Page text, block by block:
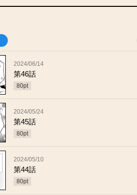
2024/06/14
第46話
80pt
2024/05/24
第45話
80pt
2024/05/10
第44話
80pt